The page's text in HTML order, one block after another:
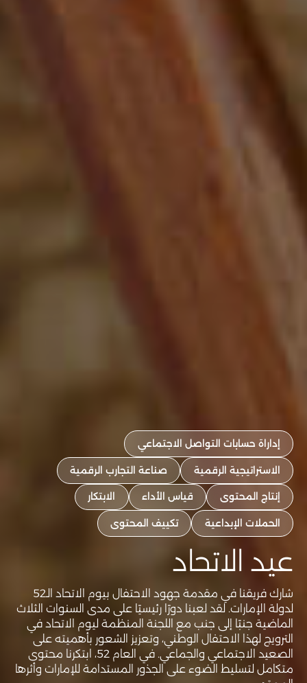
إداراة حسابات التواصل الاجتماعي
الاستراتيجية الرقمية صناعة التجارب الرقمية
إنتاج المحتوى قياس الأداء الابتكار
الحملات الإبداعية تكييف المحتوى
عيد الاتحاد
شارك فريقنا في مقدمة جهود الاحتفال بيوم الاتحاد الـ52
لدولة الإمارات. لقد لعبنا دورًا رئيسيًا على مدى السنوات الثلاث
الماضية جنبًا إلى جنب مع اللجنة المنظمة ليوم الاتحاد في
الترويج لهذا الاحتفال الوطني، وتعزيز الشعور بأهميته على
الصعيد الاجتماعي والجماعي. في العام 52، ابتكرنا محتوى
متكامل لتسليط الضوء على الجذور المستدامة للإمارات وأثرها